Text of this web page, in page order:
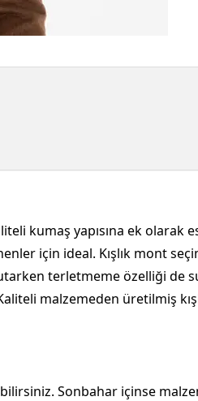
kumaş yapısına ek olarak
için ideal. Kışlık mont
terletmeme özelliği de
malzemeden üretilmiş
Sonbahar içinse